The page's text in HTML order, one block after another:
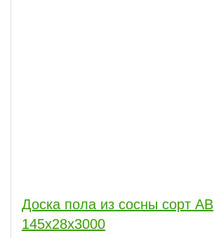
Доска пола из сосны сорт АВ
145x28x3000